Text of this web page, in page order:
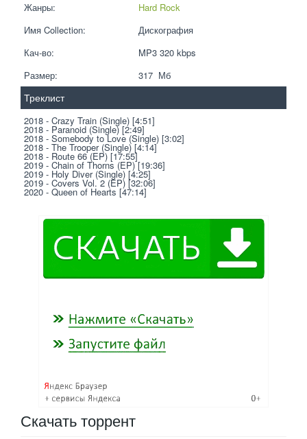
Жанры:
Hard Rock
Имя Collection:
Дискография
Кач-во:
MP3 320 kbps
Размер:
317  Мб
Треклист
2018 - Crazy Train (Single) [4:51]
2018 - Paranoid (Single) [2:49]
2018 - Somebody to Love (Single) [3:02]
2018 - The Trooper (Single) [4:14]
2018 - Route 66 (EP) [17:55]
2019 - Chain of Thorns (EP) [19:36]
2019 - Holy Diver (Single) [4:25]
2019 - Covers Vol. 2 (EP) [32:06]
2020 - Queen of Hearts [47:14]
Скачатьторрент